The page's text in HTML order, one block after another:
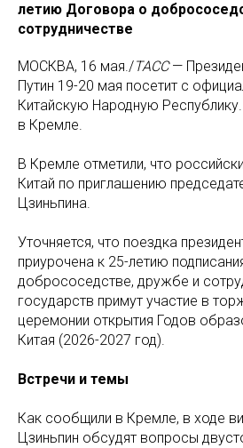
летию Договора о
сотрудничестве
МОСКВА, 16 мая./ТАСС—
Путин 19-20 мая посетит с
Китайскую Народную
в Кремле.
В Кремле отметили, что
Китай по приглашению
Цзиньпина.
Уточняется, что поездка
приурочена к 25-летию
добрососедстве, дружбе и
государств примут участие в
церемонии открытия Годов
Китая (2026-2027 год).
Встречи и темы
Как сообщили в Кремле, в ходе
Цзиньпин обсудят вопросы